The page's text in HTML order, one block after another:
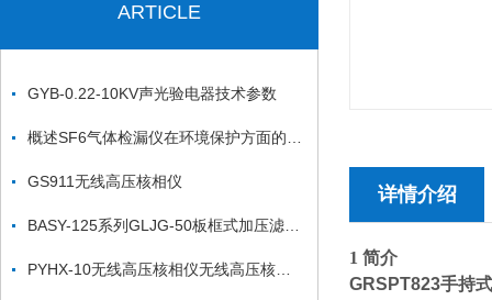
ARTICLE
GYB-0.22-10KV声光验电器技术参数
GS911无线高压核相仪
详情介绍
1 简介
GRSPT823手持